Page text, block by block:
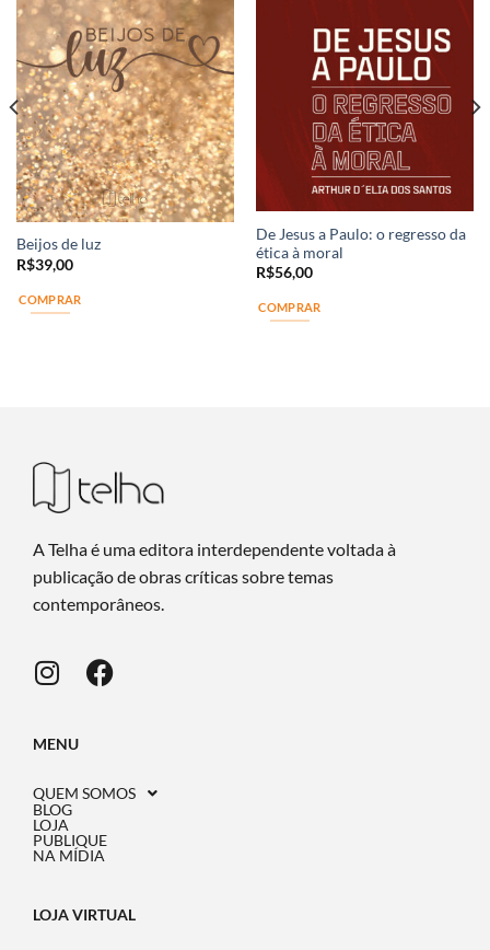
Beijos de luz
R$39,00
COMPRAR
De Jesus a Paulo: o regresso da
ética à moral
R$56,00
COMPRAR
A Telha é uma editora interdependente voltada à
publicação de obras críticas sobre temas
contemporâneos.
MENU
QUEM SOMOS
BLOG
LOJA
PUBLIQUE
NA MÍDIA
LOJA VIRTUAL